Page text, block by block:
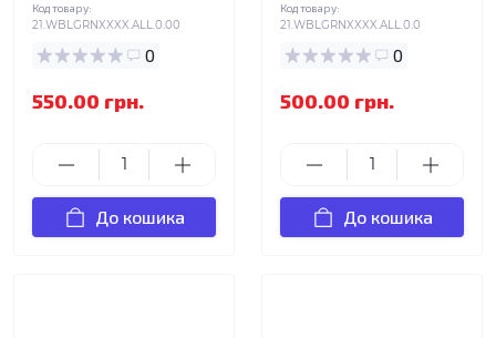
Код товару:
21.WBLGRNXXXX.ALL.0.00
0
550.00 грн.
До кошика
Код товару:
21.WBLGRNXXXX.ALL.0.0
0
500.00 грн.
До кошика